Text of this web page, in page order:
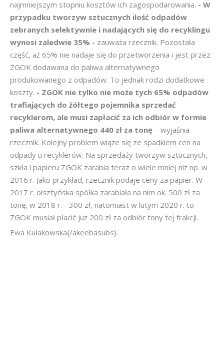
najmniejszym stopniu kosztów ich zagospodarowania. - W
przypadku tworzyw sztucznych ilość odpadów
zebranych selektywnie i nadających się do recyklingu
wynosi zaledwie 35% - zauważa rzecznik. Pozostała
część, aż 65% nie nadaje się do przetworzenia i jest przez
ZGOK dodawana do paliwa alternatywnego
produkowanego z odpadów. To jednak rodzi dodatkowe
koszty. - ZGOK nie tylko nie może tych 65% odpadów
trafiających do żółtego pojemnika sprzedać
recyklerom, ale musi zapłacić za ich odbiór w formie
paliwa alternatywnego 440 zł za tonę – wyjaśnia
rzecznik. Kolejny problem wiąże się ze spadkiem cen na
odpady u recyklerów. Na sprzedaży tworzyw sztucznych,
szkła i papieru ZGOK zarabia teraz o wiele mniej niż np. w
2016 r. Jako przykład, rzecznik podaje ceny za papier. W
2017 r. olsztyńska spółka zarabiała na nim ok. 500 zł za
tonę, w 2018 r. - 300 zł, natomiast w lutym 2020 r. to
ZGOK musiał płacić już 200 zł za odbiór tony tej frakcji.
Ewa Kułakowska{/akeebasubs}